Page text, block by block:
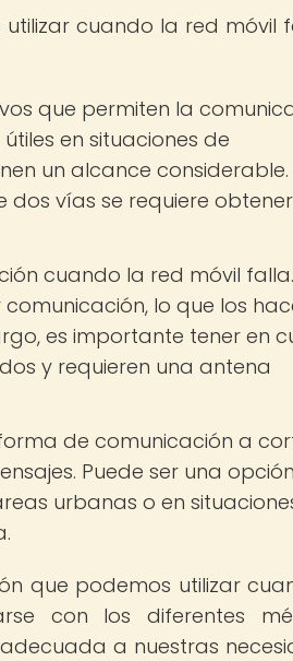
cuando la red móvil
que permiten la
en situaciones de
un alcance considerable.
vías se requiere
cuando la red móvil
lo que los
es importante tener en
y requieren una antena
de comunicación a
Puede ser una
urbanas o en
que podemos utilizar
con los diferentes
a nuestras